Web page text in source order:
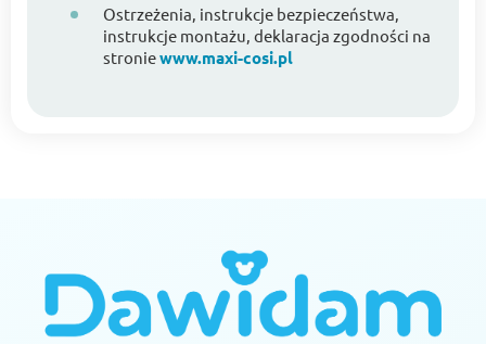
Ostrzeżenia, instrukcje bezpieczeństwa,
instrukcje montażu, deklaracja zgodności na
stroniewww.maxi-cosi.pl